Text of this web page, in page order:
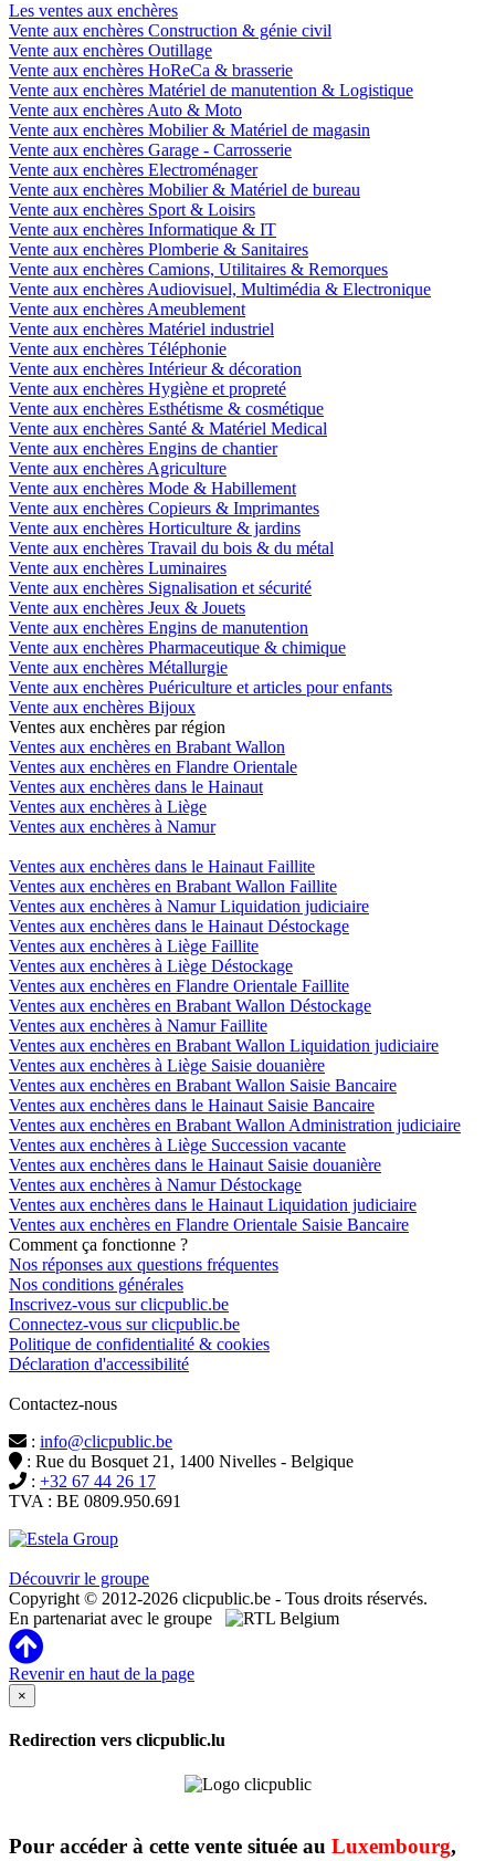
Les ventes aux enchères
Vente aux enchères Construction & génie civil
Vente aux enchères Outillage
Vente aux enchères HoReCa & brasserie
Vente aux enchères Matériel de manutention & Logistique
Vente aux enchères Auto & Moto
Vente aux enchères Mobilier & Matériel de magasin
Vente aux enchères Garage - Carrosserie
Vente aux enchères Electroménager
Vente aux enchères Mobilier & Matériel de bureau
Vente aux enchères Sport & Loisirs
Vente aux enchères Informatique & IT
Vente aux enchères Plomberie & Sanitaires
Vente aux enchères Camions, Utilitaires & Remorques
Vente aux enchères Audiovisuel, Multimédia & Electronique
Vente aux enchères Ameublement
Vente aux enchères Matériel industriel
Vente aux enchères Téléphonie
Vente aux enchères Intérieur & décoration
Vente aux enchères Hygiène et propreté
Vente aux enchères Esthétisme & cosmétique
Vente aux enchères Santé & Matériel Medical
Vente aux enchères Engins de chantier
Vente aux enchères Agriculture
Vente aux enchères Mode & Habillement
Vente aux enchères Copieurs & Imprimantes
Vente aux enchères Horticulture & jardins
Vente aux enchères Travail du bois & du métal
Vente aux enchères Luminaires
Vente aux enchères Signalisation et sécurité
Vente aux enchères Jeux & Jouets
Vente aux enchères Engins de manutention
Vente aux enchères Pharmaceutique & chimique
Vente aux enchères Métallurgie
Vente aux enchères Puériculture et articles pour enfants
Vente aux enchères Bijoux
Ventes aux enchères par région
Ventes aux enchères en Brabant Wallon
Ventes aux enchères en Flandre Orientale
Ventes aux enchères dans le Hainaut
Ventes aux enchères à Liège
Ventes aux enchères à Namur
Ventes aux enchères dans le Hainaut Faillite
Ventes aux enchères en Brabant Wallon Faillite
Ventes aux enchères à Namur Liquidation judiciaire
Ventes aux enchères dans le Hainaut Déstockage
Ventes aux enchères à Liège Faillite
Ventes aux enchères à Liège Déstockage
Ventes aux enchères en Flandre Orientale Faillite
Ventes aux enchères en Brabant Wallon Déstockage
Ventes aux enchères à Namur Faillite
Ventes aux enchères en Brabant Wallon Liquidation judiciaire
Ventes aux enchères à Liège Saisie douanière
Ventes aux enchères en Brabant Wallon Saisie Bancaire
Ventes aux enchères dans le Hainaut Saisie Bancaire
Ventes aux enchères en Brabant Wallon Administration judiciaire
Ventes aux enchères à Liège Succession vacante
Ventes aux enchères dans le Hainaut Saisie douanière
Ventes aux enchères à Namur Déstockage
Ventes aux enchères dans le Hainaut Liquidation judiciaire
Ventes aux enchères en Flandre Orientale Saisie Bancaire
Comment ça fonctionne ?
Nos réponses aux questions fréquentes
Nos conditions générales
Inscrivez-vous sur clicpublic.be
Connectez-vous sur clicpublic.be
Politique de confidentialité & cookies
Déclaration d'accessibilité
Contactez-nous
: info@clicpublic.be
: Rue du Bosquet 21, 1400 Nivelles - Belgique
: +32 67 44 26 17
TVA : BE 0809.950.691
Découvrir le groupe
Copyright © 2012-2026 clicpublic.be - Tous droits réservés.
En partenariat avec le groupe
Revenir en haut de la page
×
Redirection vers clicpublic.lu
Pour accéder à cette vente située au Luxembourg,